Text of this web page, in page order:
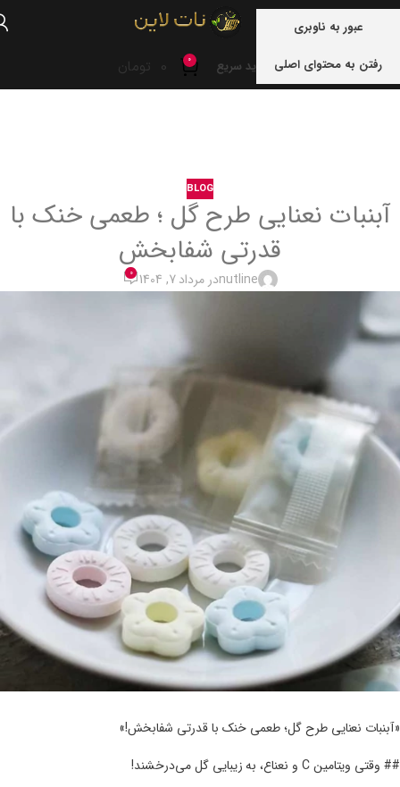
عبور به ناوبری
رفتن به محتوای اصلی
خرید سریع 0
0 تومان
BLOG
آبنبات نعنایی طرح گل ؛ طعمی خنک با
قدرتی شفابخش
nutlineدر مرداد 7, 1404 0
«آبنبات نعنایی طرح گل؛ طعمی خنک با قدرتی شفابخش!»
## وقتی ویتامین C و نعناع، به زیبایی گل می‌درخشند!